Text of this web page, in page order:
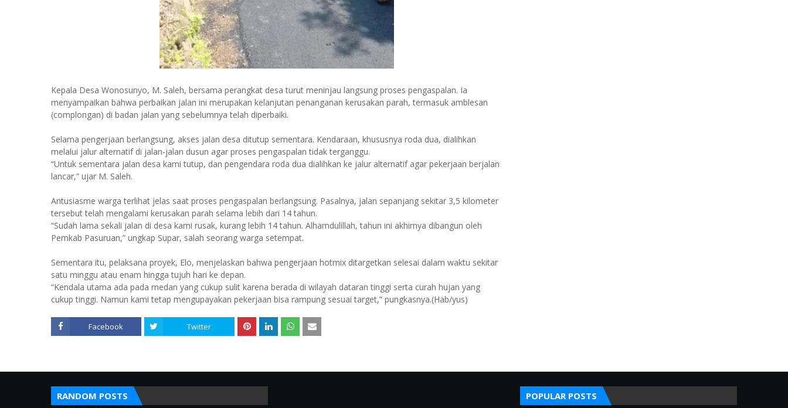
Kepala Desa Wonosunyo, M. Saleh, bersama perangkat desa turut meninjau langsung proses pengaspalan. Ia
menyampaikan bahwa perbaikan jalan ini merupakan kelanjutan penanganan kerusakan parah, termasuk amblesan
(complongan) di badan jalan yang sebelumnya telah diperbaiki.
Selama pengerjaan berlangsung, akses jalan desa ditutup sementara. Kendaraan, khususnya roda dua, dialihkan
melalui jalur alternatif di jalan-jalan dusun agar proses pengaspalan tidak terganggu.
“Untuk sementara jalan desa kami tutup, dan pengendara roda dua dialihkan ke jalur alternatif agar pekerjaan berjalan
lancar,” ujar M. Saleh.
Antusiasme warga terlihat jelas saat proses pengaspalan berlangsung. Pasalnya, jalan sepanjang sekitar 3,5 kilometer
tersebut telah mengalami kerusakan parah selama lebih dari 14 tahun.
“Sudah lama sekali jalan di desa kami rusak, kurang lebih 14 tahun. Alhamdulillah, tahun ini akhirnya dibangun oleh
Pemkab Pasuruan,” ungkap Supar, salah seorang warga setempat.
Sementara itu, pelaksana proyek, Elo, menjelaskan bahwa pengerjaan hotmix ditargetkan selesai dalam waktu sekitar
satu minggu atau enam hingga tujuh hari ke depan.
“Kendala utama ada pada medan yang cukup sulit karena berada di wilayah dataran tinggi serta curah hujan yang
cukup tinggi. Namun kami tetap mengupayakan pekerjaan bisa rampung sesuai target,” pungkasnya.(Hab/yus)
Facebook Twitter
RANDOM POSTS POPULAR POSTS